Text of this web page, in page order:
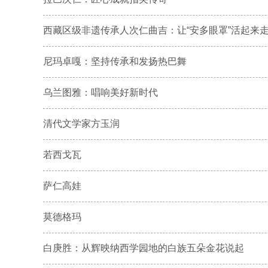
西藏区级非遗传承人次仁曲吉：让“安多眼罩”活起来
尼玛卓嘎：坚持传承和发扬热巴舞
乌兰图雅：唱响美好新时代
清代文学家方玉润
若西戈瓦
萨仁高娃
莫德格玛
白庚胜：从辉映纳西学园地的白族五朵金花说起